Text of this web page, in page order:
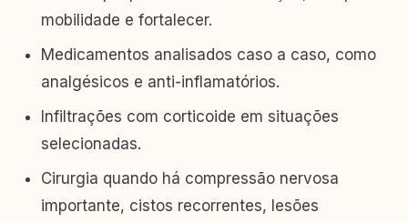
mobilidade e fortalecer.
Medicamentos analisados caso a caso, como
analgésicos e anti-inflamatórios.
Infiltrações com corticoide em situações
selecionadas.
Cirurgia quando há compressão nervosa
importante, cistos recorrentes, lesões